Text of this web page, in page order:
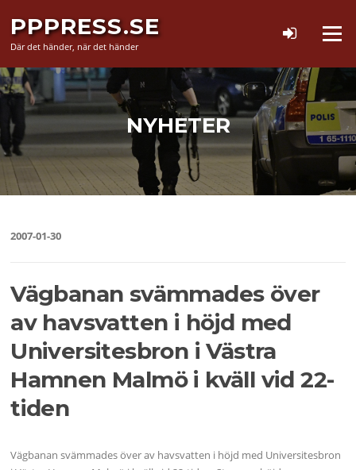
innehåll
PPPRESS.SE
Där det händer, när det händer
Meny
NYHETER
2007-01-30
Vägbanan svämmades över
av havsvatten i höjd med
Universitesbron i Västra
Hamnen Malmö i kväll vid 22-
tiden
Vägbanan svämmades över av havsvatten i höjd med Universitesbron